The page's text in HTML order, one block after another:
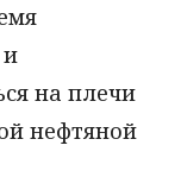
на плечи
нефтяной